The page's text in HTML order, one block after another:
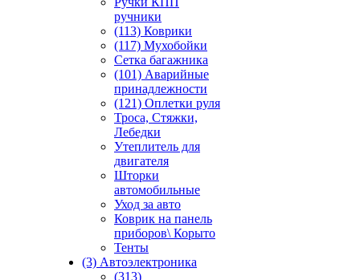
ручники
(113) Коврики
(117) Мухобойки
Сетка багажника
(101) Аварийные
принадлежности
(121) Оплетки руля
Троса, Стяжки,
Лебедки
Утеплитель для
двигателя
Шторки
автомобильные
Уход за авто
Коврик на панель
приборов\ Корыто
Тенты
(3) Автоэлектроника
(313)